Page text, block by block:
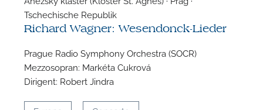
Tschechische Republik
Richard Wagner: Wesendonck-Lieder
Prague Radio Symphony Orchestra (SOCR)
Mezzosopran: Markéta Cukrová
Dirigent: Robert Jindra